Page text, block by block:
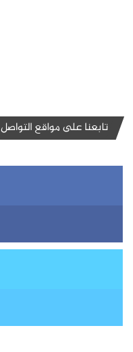
تابعنا على مواقع التواصل